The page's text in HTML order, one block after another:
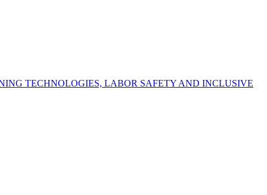
LABOR SAFETY AND INCLUSIVE